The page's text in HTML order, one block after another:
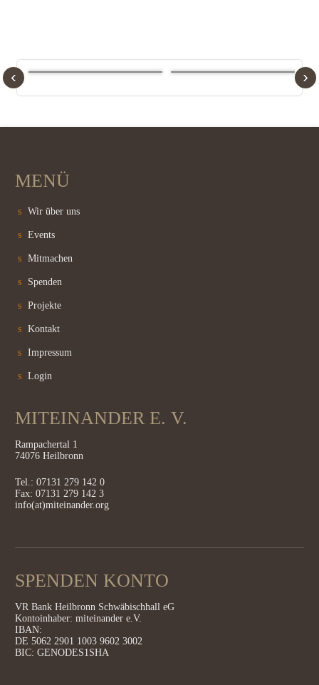
‹ ›
MENÜ
Wir über uns
Events
Mitmachen
Spenden
Projekte
Kontakt
Impressum
Login
MITEINANDER E. V.
Rampachertal 1
74076 Heilbronn
Tel.: 07131 279 142 0
Fax: 07131 279 142 3
info(at)miteinander.org
SPENDEN KONTO
VR Bank Heilbronn Schwäbischhall eG
Kontoinhaber: miteinander e.V.
IBAN:
DE 5062 2901 1003 9602 3002
BIC: GENODES1SHA